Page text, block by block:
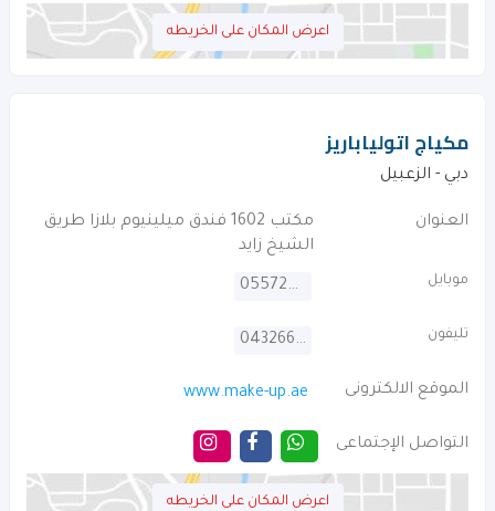
اعرض المكان على الخريطه
مكياج اتولياباريز
دبي - الزعبيل
العنوان
مكتب 1602 فندق ميلينيوم بلازا طريق
الشيخ زايد
موبايل 0557261703
تليفون 043266836
الموقع الالكترونى www.make-up.ae
التواصل الإجتماعى
اعرض المكان على الخريطه